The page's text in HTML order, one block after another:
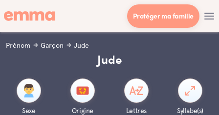
Protéger ma famille
Prénom Garçon Jude
Jude
Sexe Origine Lettres Syllabe(s)